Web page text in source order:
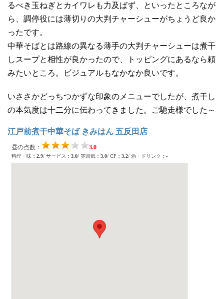
るべき玉ねぎとカイワレも力及ばず、といったところなが
ら、調停役には薄切りの大判チャーシューがちょうど良か
ったです。
中華そばとは路線の異なる薄手の大判チャーシューは煮干
しスープと相性が良かったので、トッピングにあるなら頼
みたいところ。ビジュアルもなかなか良いです。
いささかどっちつかずな印象のメニューでしたが、煮干し
の本気度は十二分に伝わってきました。ご馳走様でした～
江戸前煮干中華そば きみはん 五反田店